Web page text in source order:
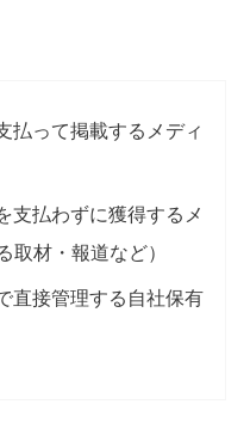
払って掲載するメディ
支払わずに獲得するメ
取材・報道など）
直接管理する自社保有